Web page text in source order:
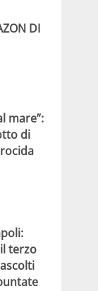
DI
mare”:
di
terzo